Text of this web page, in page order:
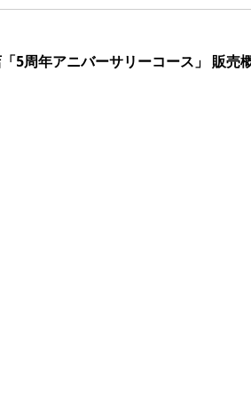
5周年アニバーサリーコース」 販売